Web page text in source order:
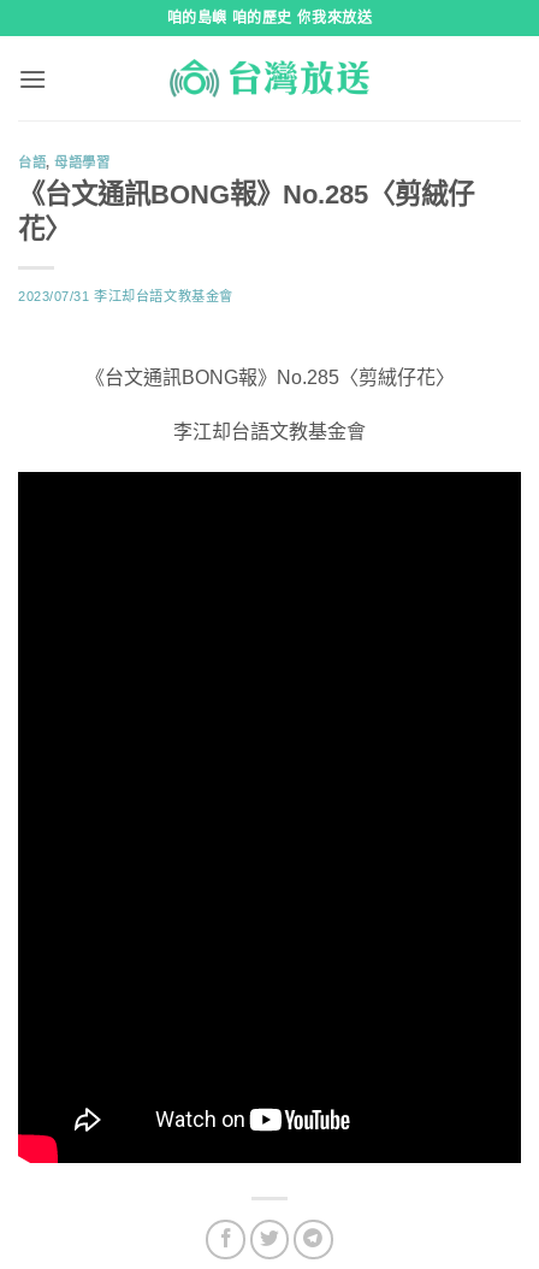
咱的島嶼 咱的歷史 你我來放送
台語,母語學習
《台文通訊BONG報》No.285〈剪絨仔
花〉
2023/07/31 李江却台語文教基金會
《台文通訊BONG報》No.285〈剪絨仔花〉
李江却台語文教基金會